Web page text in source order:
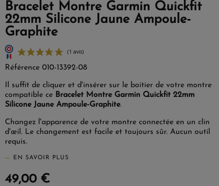
Bracelet Montre Garmin Quickfit
22mm Silicone Jaune Ampoule-
Graphite
(1 avis)
Référence 010-13392-08
Il suffit de cliquer et d'insérer sur le boitier de votre montre
compatible ce Bracelet Montre Garmin Quickfit 22mm
Silicone Jaune Ampoule-Graphite.
Changez l'apparence de votre montre connectée en un clin
d'œil. Le changement est facile et toujours sûr. Aucun outil
requis.
EN SAVOIR PLUS
49,00 €